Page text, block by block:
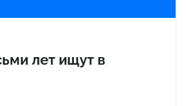
лет ищут в